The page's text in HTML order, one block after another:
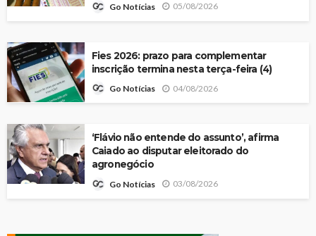
Go Notícias 05/08/2026
Fies 2026: prazo para complementar
inscrição termina nesta terça-feira (4)
Go Notícias 04/08/2026
‘Flávio não entende do assunto’, afirma
Caiado ao disputar eleitorado do
agronegócio
Go Notícias 03/08/2026